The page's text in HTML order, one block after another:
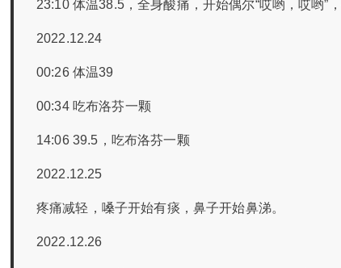
23:10 体温38.5，全身酸痛，开始偶尔“哎哟，哎哟”
2022.12.24
00:26 体温39
00:34 吃布洛芬一颗
14:06 39.5，吃布洛芬一颗
2022.12.25
疼痛减轻，嗓子开始有痰，鼻子开始鼻涕。
2022.12.26